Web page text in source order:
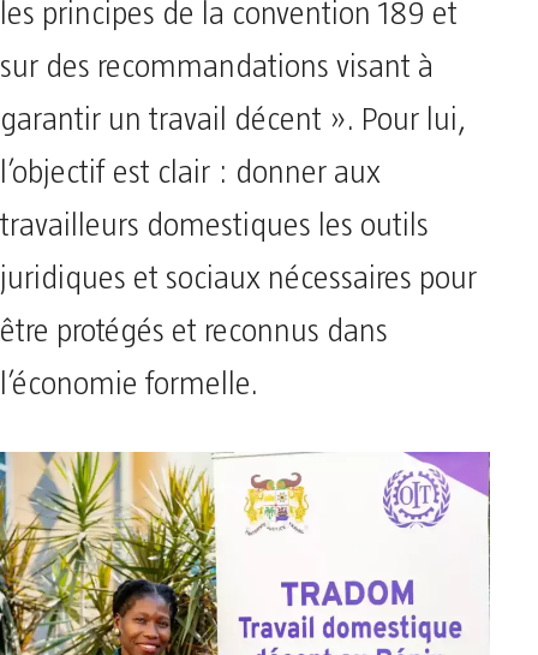
les principes de la convention 189 et
sur des recommandations visant à
garantir un travail décent ». Pour lui,
l’objectif est clair : donner aux
travailleurs domestiques les outils
juridiques et sociaux nécessaires pour
être protégés et reconnus dans
l’économie formelle.